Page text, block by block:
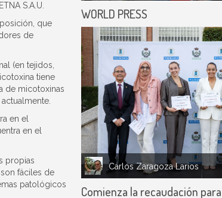
S.A.U.
que
de
(en tejidos,
tiene
de micotoxinas
en el
en el
propias
fáciles de
patológicos
WORLD PRESS
Carlos Zaragoza Larios
Comienza la recaudación